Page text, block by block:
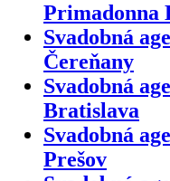
Primadonna
Svadobná
Čereňany
Svadobná
Bratislava
Svadobná
Prešov